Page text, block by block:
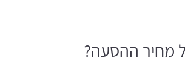
מחיר ההסעה?